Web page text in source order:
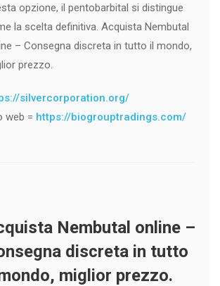
opzione, il pentobarbital si distingue
la scelta definitiva. Acquista Nembutal
– Consegna discreta in tutto il mondo,
prezzo.
silvercorporation.org/
web = https://biogrouptradings.com/
Nembutal online –
discreta in tutto
miglior prezzo.